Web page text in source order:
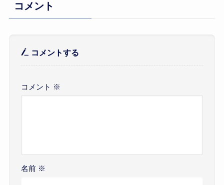
コメント
コメントする
コメント ※
名前 ※